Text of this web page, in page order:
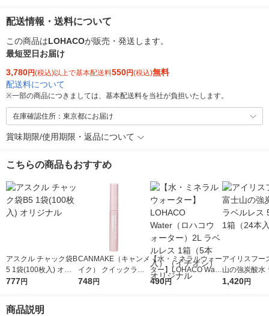
配送情報・送料について
この商品はLOHACOが販売・発送します。
最短翌日お届け
3,780円(税込)以上で基本配送料550円(税込)無料
配送料について
※一部の商品につきましては、基本配送料を当社が負担いたします。
在庫確認住所：東京都にお届け
賞味期限/使用期限・返品について
こちらの商品もおすすめ
アスクル チャック袋B
5 1袋(100枚入) オリ
ジナル
777円
CANMAKE（キャンメ
イク） クイックラッ
シュカーラー（透明タ
748円
【水・ミネラルウォー
ター】LOHACO Wate
r（ロハコウォータ
490円
アイリスフー
山の強炭酸水
レス 500ml 1
1,420円
商品説明